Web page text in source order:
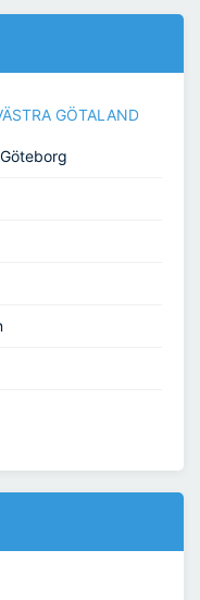
GÖTALAND
Göteborg